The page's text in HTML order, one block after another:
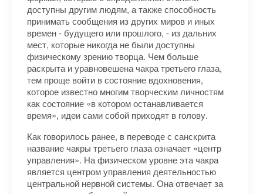
доступны другим людям, а также способность
принимать сообщения из других миров и иных
времен - будущего или прошлого, - из дальних
мест, которые никогда не были доступны
физическому зрению творца. Чем больше
раскрыта и уравновешена чакра третьего глаза,
тем проще войти в состояние вдохновения,
которое известно многим творческим личностям
как состояние «в котором останавливается
время», идеи сами собой приходят в голову.
Как говорилось ранее, в переводе с санскрита
название чакры третьего глаза означает «центр
управления». На физическом уровне эта чакра
является центром управления деятельностью
центральной нервной системы. Она отвечает за